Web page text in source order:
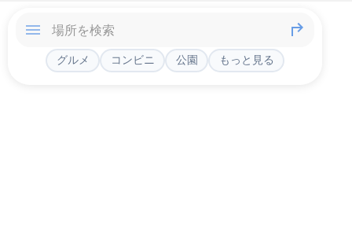
グルメ コンビニ 公園 もっと見る